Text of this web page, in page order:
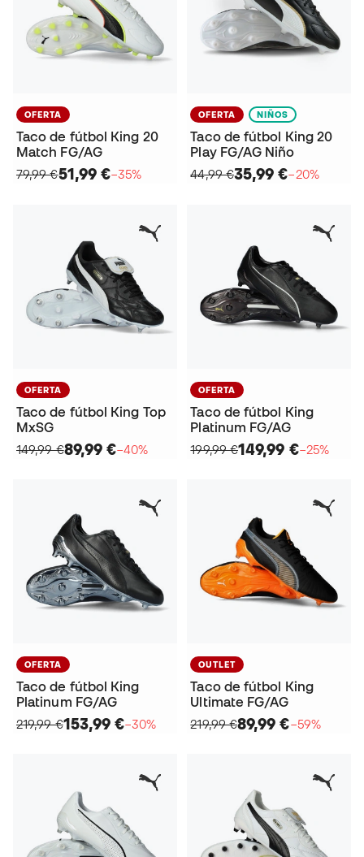
OFERTA
Taco de fútbol King 20
Match FG/AG
79,99 €51,99 €−35%
OFERTA NIÑOS
Taco de fútbol King 20
Play FG/AG Niño
44,99 €35,99 €−20%
OFERTA
Taco de fútbol King Top
MxSG
149,99 €89,99 €−40%
OFERTA
Taco de fútbol King
Platinum FG/AG
199,99 €149,99 €−25%
OFERTA
Taco de fútbol King
Platinum FG/AG
219,99 €153,99 €−30%
OUTLET
Taco de fútbol King
Ultimate FG/AG
219,99 €89,99 €−59%